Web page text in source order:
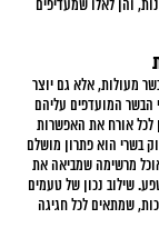
והן לאלו שמעדיפים
מעולות, אלא גם יוצר
הבשר המועדפים עליהם
לכל אורח את האפשרות
בשרי הוא פתרון מושלם
אוכל מרשימה שמביאה את
שילוב נכון של טעמים
שמתאים לכל חגיגה